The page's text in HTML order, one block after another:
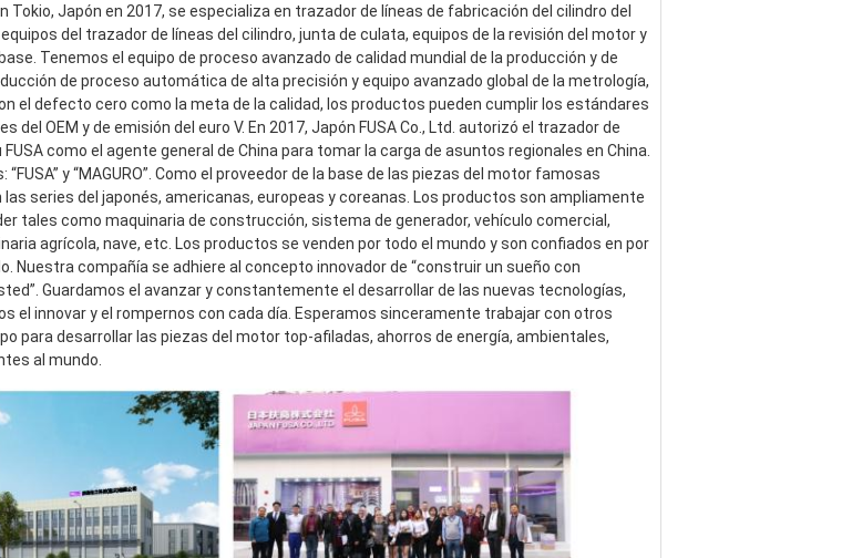
Tokio, Japón en 2017, se especializa en trazador de líneas de fabricación del cilindro del
del trazador de líneas del cilindro, junta de culata, equipos de la revisión del motor y
Tenemos el equipo de proceso avanzado de calidad mundial de la producción y de
de proceso automática de alta precisión y equipo avanzado global de la metrología,
el defecto cero como la meta de la calidad, los productos pueden cumplir los estándares
del OEM y de emisión del euro V. En 2017, Japón FUSA Co., Ltd. autorizó el trazador de
FUSA como el agente general de China para tomar la carga de asuntos regionales en China.
y “MAGURO”. Como el proveedor de la base de las piezas del motor famosas
series del japonés, americanas, europeas y coreanas. Los productos son ampliamente
tales como maquinaria de construcción, sistema de generador, vehículo comercial,
agrícola, nave, etc. Los productos se venden por todo el mundo y son confiados en por
Nuestra compañía se adhiere al concepto innovador de “construir un sueño con
Guardamos el avanzar y constantemente el desarrollar de las nuevas tecnologías,
el innovar y el rompernos con cada día. Esperamos sinceramente trabajar con otros
para desarrollar las piezas del motor top-afiladas, ahorros de energía, ambientales,
al mundo.